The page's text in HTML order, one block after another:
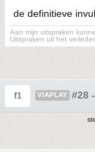
de definitieve
Aan mijn uitspraken
Uitspraken uit het
f1 VIAPLAY #28